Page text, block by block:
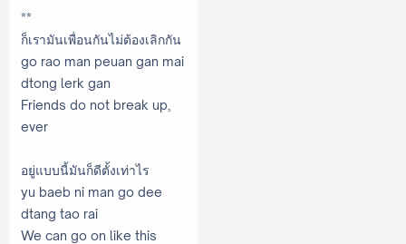
**
ก็เรามันเพื่อนกันไม่ต้องเลิกกัน
go rao man peuan gan mai
dtong lerk gan
Friends do not break up,
ever
อยู่แบบนี้มันก็ดีตั้งเท่าไร
yu baeb ni man go dee
dtang tao rai
We can go on like this